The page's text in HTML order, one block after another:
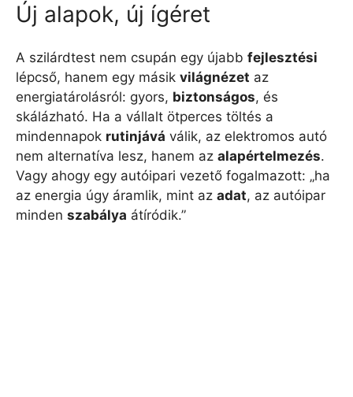
Új alapok, új ígéret
A szilárdtest nem csupán egy újabb fejlesztési
lépcső, hanem egy másik világnézet az
energiatárolásról: gyors, biztonságos, és
skálázható. Ha a vállalt ötperces töltés a
mindennapok rutinjává válik, az elektromos autó
nem alternatíva lesz, hanem az alapértelmezés.
Vagy ahogy egy autóipari vezető fogalmazott: „ha
az energia úgy áramlik, mint az adat, az autóipar
minden szabálya átíródik.”